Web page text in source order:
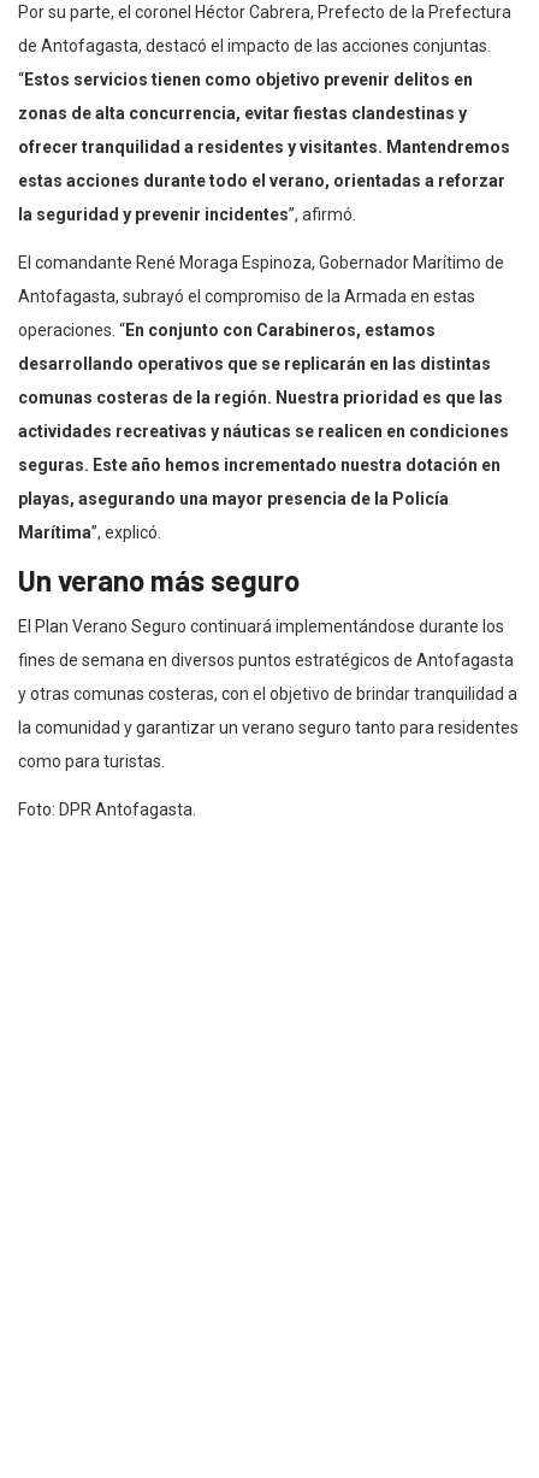
Por su parte, el coronel Héctor Cabrera, Prefecto de la Prefectura
de Antofagasta, destacó el impacto de las acciones conjuntas.
“Estos servicios tienen como objetivo prevenir delitos en
zonas de alta concurrencia, evitar fiestas clandestinas y
ofrecer tranquilidad a residentes y visitantes. Mantendremos
estas acciones durante todo el verano, orientadas a reforzar
la seguridad y prevenir incidentes”, afirmó.
El comandante René Moraga Espinoza, Gobernador Marítimo de
Antofagasta, subrayó el compromiso de la Armada en estas
operaciones. “En conjunto con Carabineros, estamos
desarrollando operativos que se replicarán en las distintas
comunas costeras de la región. Nuestra prioridad es que las
actividades recreativas y náuticas se realicen en condiciones
seguras. Este año hemos incrementado nuestra dotación en
playas, asegurando una mayor presencia de la Policía
Marítima”, explicó.
Un verano más seguro
El Plan Verano Seguro continuará implementándose durante los
fines de semana en diversos puntos estratégicos de Antofagasta
y otras comunas costeras, con el objetivo de brindar tranquilidad a
la comunidad y garantizar un verano seguro tanto para residentes
como para turistas.
Foto: DPR Antofagasta.